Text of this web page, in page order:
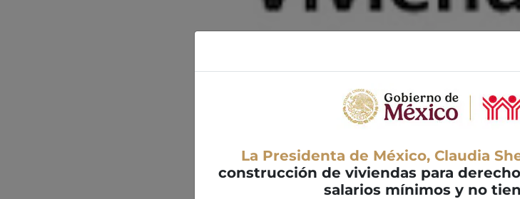
La Presidenta de México, Claudia
construcción de viviendas para
salarios mínimos y no